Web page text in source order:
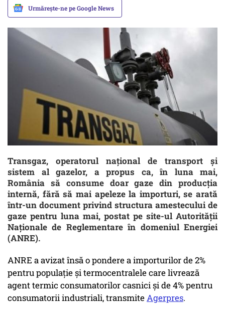
Urmărește-ne pe Google News
Transgaz, operatorul național de transport și
sistem al gazelor, a propus ca, în luna mai,
România să consume doar gaze din producția
internă, fără să mai apeleze la importuri, se arată
într-un document privind structura amestecului de
gaze pentru luna mai, postat pe site-ul Autorității
Naționale de Reglementare în domeniul Energiei
(ANRE).
ANRE a avizat însă o pondere a importurilor de 2%
pentru populație și termocentralele care livrează
agent termic consumatorilor casnici și de 4% pentru
consumatorii industriali, transmiteAgerpres.